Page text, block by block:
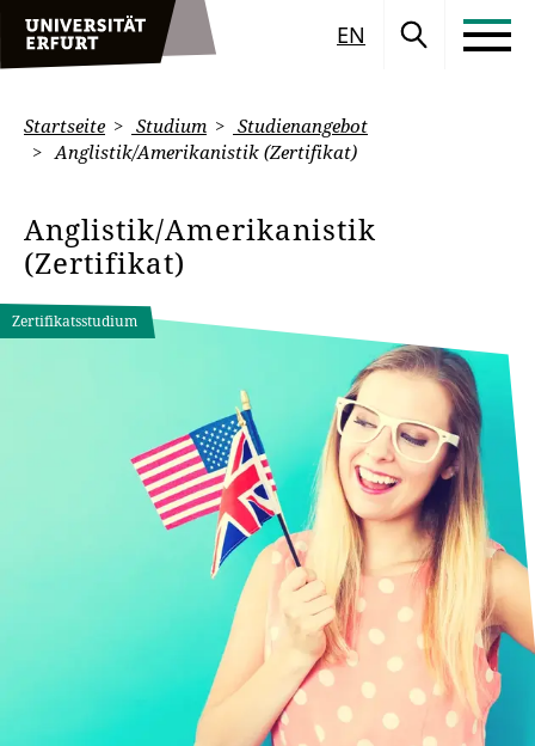
EN
Startseite Studium
Studienangebot
Anglistik/Amerikanistik (Zertifikat)
Anglistik/Amerikanistik
(Zertifikat)
Zertifikatsstudium